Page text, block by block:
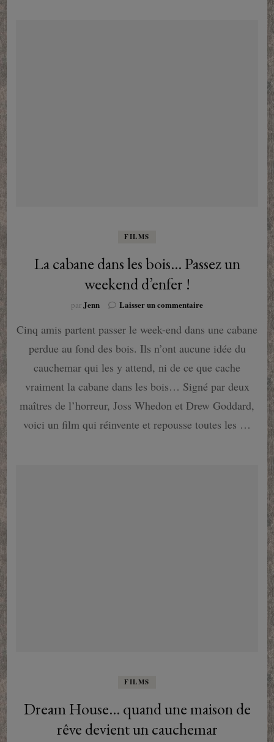
FILMS
La cabane dans les bois… Passez un
weekend d’enfer !
parJenn Laisser un commentairesur
cabane
les
bois…
un
weekend
!
Cinq amis partent passer le week-end dans une cabane
perdue au fond des bois. Ils n’ont aucune idée du
cauchemar qui les y attend, ni de ce que cache
vraiment la cabane dans les bois… Signé par deux
maîtres de l’horreur, Joss Whedon et Drew Goddard,
voici un film qui réinvente et repousse toutes les …
FILMS
Dream House… quand une maison de
rêve devient un cauchemar